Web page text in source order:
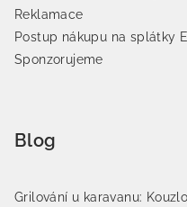
Reklamace
Postup nákupu na splátky
Sponzorujeme
Blog
Grilování u karavanu: